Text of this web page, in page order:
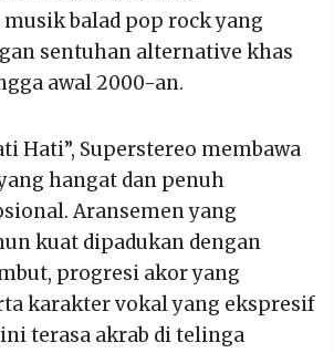
balad pop rock yang
sentuhan alternative khas
awal 2000-an.
Hati”, Superstereo membawa
hangat dan penuh
Aransemen yang
kuat dipadukan dengan
progresi akor yang
karakter vokal yang ekspresif
terasa akrab di telinga